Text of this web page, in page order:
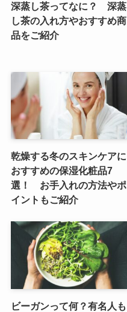
深蒸し茶ってなに？ 深蒸
し茶の入れ方やおすすめ商
品をご紹介
乾燥する冬のスキンケアに
おすすめの保湿化粧品7
選！ お手入れの方法やポ
イントもご紹介
ビーガンって何？有名人も